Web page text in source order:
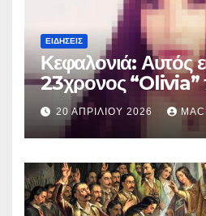
ΕΙΔΉΣΕΙΣ
Κεφαλονιά: Αυτός
23χρονος “Olivia”
κατηγορείται για
Μυρτούς
20 ΑΠΡΙΛΊΟΥ 2026